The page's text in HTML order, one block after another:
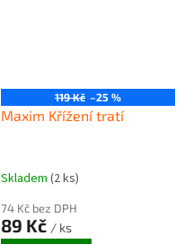
119 Kč –25 %
Maxim Křížení tratí
Skladem (2 ks)
74 Kč bez DPH
89 Kč / ks